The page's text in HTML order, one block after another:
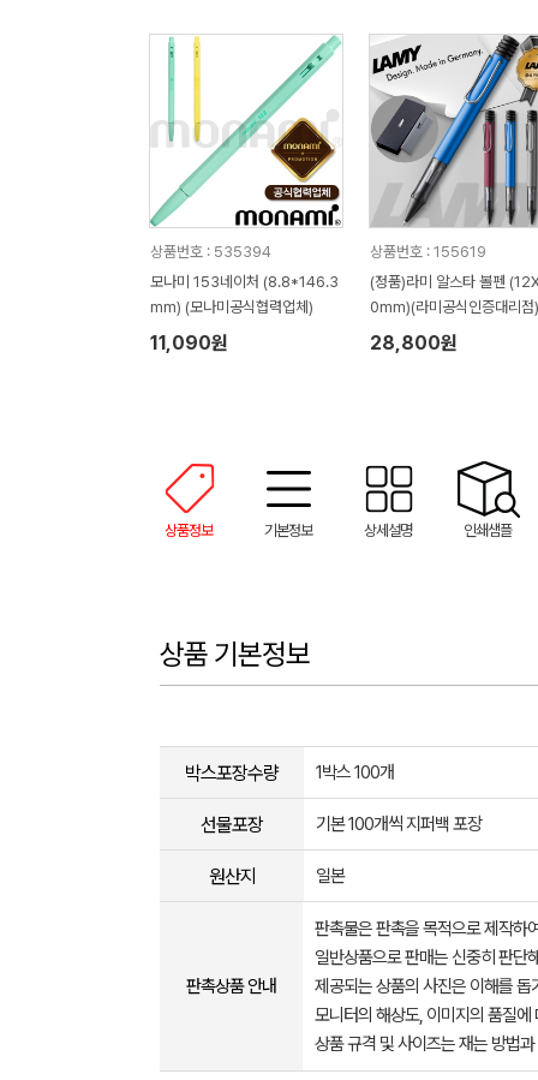
상품번호 : 535394
모나미 153네이처 (8.8*146.3
mm) (모나미공식협력업체)
11,090원
상품번호 : 155619
(정품)라미 알스타 볼펜
0mm)(라미공식인증대리점)
28,800원
상품정보 기본정보 상세설명 인쇄샘플
상품 기본정보
박스포장수량 1박스 100개
선물포장 기본 100개씩 지퍼백 포장
원산지 일본
판촉상품 안내
판촉물은 판촉을 목적으로 제작하
일반상품으로 판매는 신중히 판단
제공되는 상품의 사진은 이해를
모니터의 해상도, 이미지의 품질
상품 규격 및 사이즈는 재는 방법